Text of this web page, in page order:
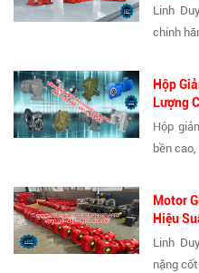
Linh
chính
Hộp
Lượng
Hộp
bền
Motor
Hiệu
Linh
nặng